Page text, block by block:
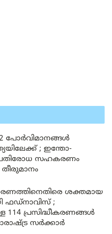
പോർവിമാനങ്ങൾ
; ഇന്തോ-
സഹകരണം
ശക്തമായ
ഫഡ്നാവിസ് ;
114 പ്രസിദ്ധീകരണങ്ങൾ
സർക്കാർ